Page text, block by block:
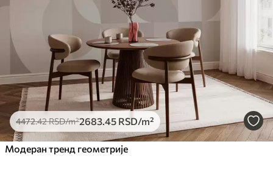
4472.42RSD/m²2683 .45 RSD/m²
Модеран тренд геометрије